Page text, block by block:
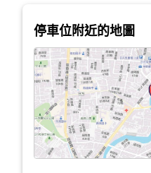
停車位附近的地圖